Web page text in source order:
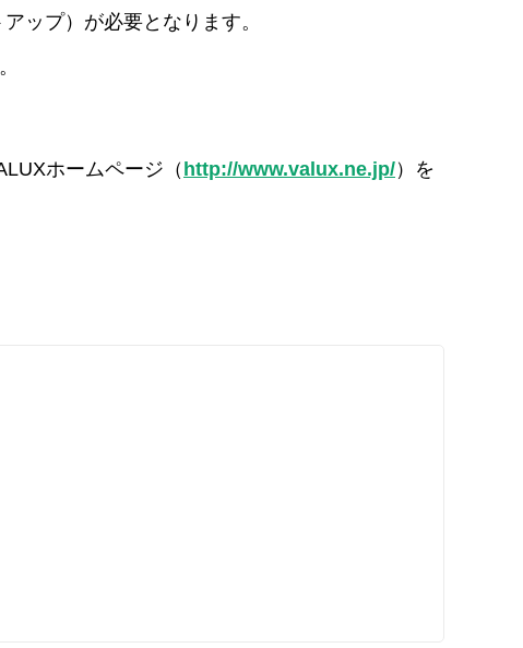
ップ）が必要となります。
ホームページ（ http://www.valux.ne.jp/）を